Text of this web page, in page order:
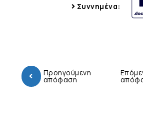
Συννημένα:
Προηγούμενη
απόφαση